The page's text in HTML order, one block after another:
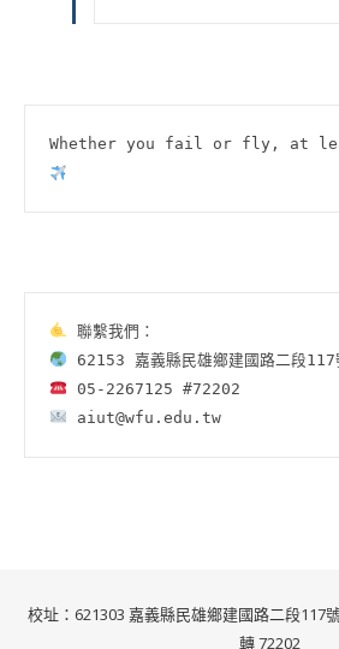
Whether you fail or fly, at
aiut@wfu.edu.tw
校址：621303 嘉義縣民雄鄉建國路二段117
轉 72202